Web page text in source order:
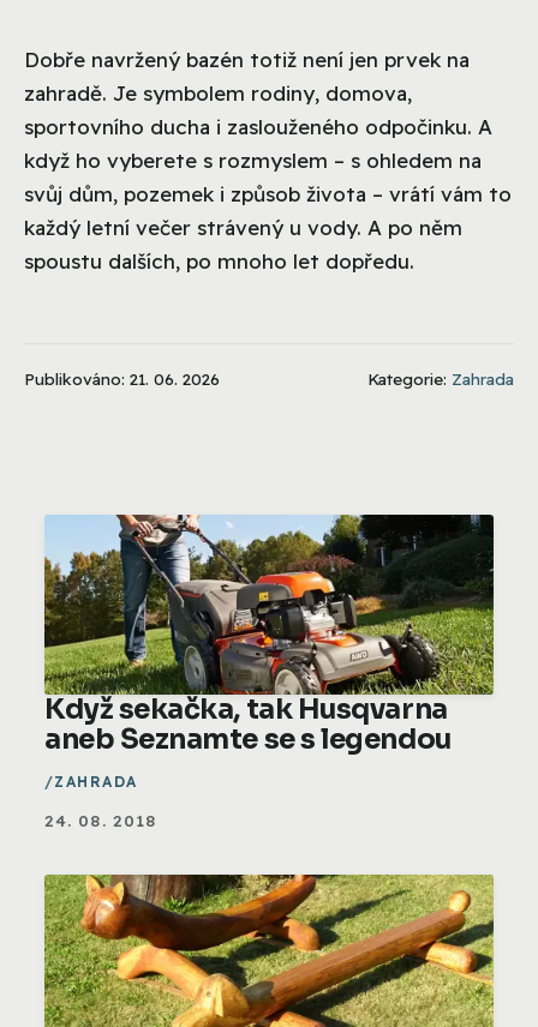
Dobře navržený bazén totiž není jen prvek na
zahradě. Je symbolem rodiny, domova,
sportovního ducha i zaslouženého odpočinku. A
když ho vyberete s rozmyslem – s ohledem na
svůj dům, pozemek i způsob života – vrátí vám to
každý letní večer strávený u vody. A po něm
spoustu dalších, po mnoho let dopředu.
Publikováno: 21. 06. 2026 Kategorie: Zahrada
Když sekačka, tak Husqvarna
aneb Seznamte se s legendou
ZAHRADA
24. 08. 2018